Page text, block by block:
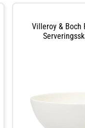
Villeroy & Boch